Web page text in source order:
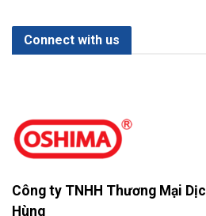
Connect with us
Công ty TNHH Thương Mại
Hùng